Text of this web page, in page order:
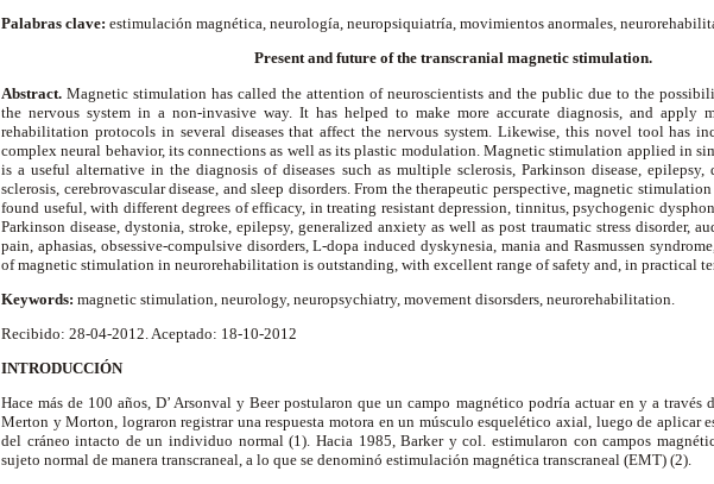
Palabras clave: estimulación magnética, neurología, neuropsiquiatría, movimientos anormales,
Present and future of the transcranial magnetic stimulation.
Abstract. Magnetic stimulation has called the attention of neuroscientists and the public due to the
the nervous system in a non-invasive way. It has helped to make more accurate diagnosis, and apply
rehabilitation protocols in several diseases that affect the nervous system. Likewise, this novel tool has
complex neural behavior, its connections as well as its plastic modulation. Magnetic stimulation applied in
is a useful alternative in the diagnosis of diseases such as multiple sclerosis, Parkinson disease,
sclerosis, cerebrovascular disease, and sleep disorders. From the therapeutic perspective, magnetic
found useful, with different degrees of efficacy, in treating resistant depression, tinnitus, psychogenic
Parkinson disease, dystonia, stroke, epilepsy, generalized anxiety as well as post traumatic stress disorder,
pain, aphasias, obsessive-compulsive disorders, L-dopa induced dyskynesia, mania and Rasmussen
of magnetic stimulation in neurorehabilitation is outstanding, with excellent range of safety and, in practical
Keywords: magnetic stimulation, neurology, neuropsychiatry, movement disorsders, neurorehabilitation.
Recibido: 28-04-2012. Aceptado: 18-10-2012
INTRODUCCIÓN
Hace más de 100 años, D’ Arsonval y Beer postularon que un campo magnético podría actuar en y a través
Merton y Morton, lograron registrar una respuesta motora en un músculo esquelético axial, luego de aplicar
del cráneo intacto de un individuo normal (1). Hacia 1985, Barker y col. estimularon con campos
sujeto normal de manera transcraneal, a lo que se denominó estimulación magnética transcraneal (EMT) (2).